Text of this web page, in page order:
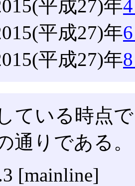
平成27)年
平成27)年
平成27)年
ている時点
通りである。
[mainline]